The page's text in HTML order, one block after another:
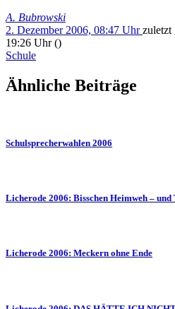
A. Bubrowski
2. Dezember 2006, 08:47 Uhrzuletzt
19:26 Uhr()
Schule
Ähnliche Beiträge
Schulsprecherwahlen 2006
Licherode 2006: Bisschen Heimweh – und
Licherode 2006: Meckern ohne Ende